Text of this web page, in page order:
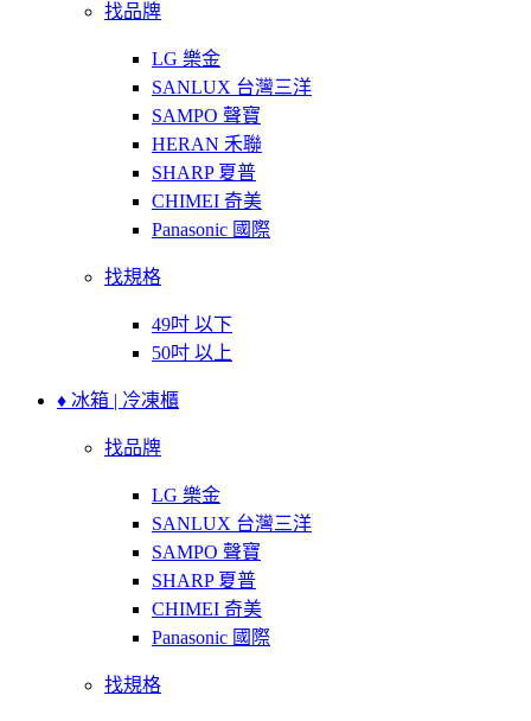
找品牌
LG 樂金
SANLUX 台灣三洋
SAMPO 聲寶
HERAN 禾聯
SHARP 夏普
CHIMEI 奇美
Panasonic 國際
找規格
49吋 以下
50吋 以上
♦ 冰箱 | 冷凍櫃
找品牌
LG 樂金
SANLUX 台灣三洋
SAMPO 聲寶
SHARP 夏普
CHIMEI 奇美
Panasonic 國際
找規格